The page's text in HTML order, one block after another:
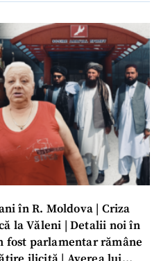
în R. Moldova | Criza
la Văleni | Detalii noi în
fost parlamentar rămâne